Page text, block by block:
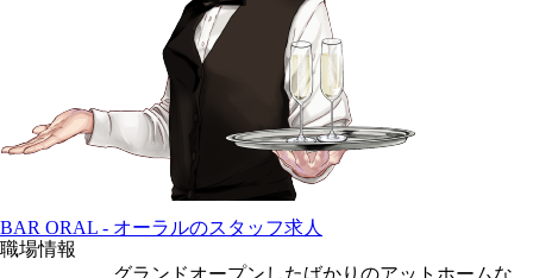
BAR ORAL - オーラルのスタッフ求人
職場情報
グランドオープンしたばかりのアットホームな